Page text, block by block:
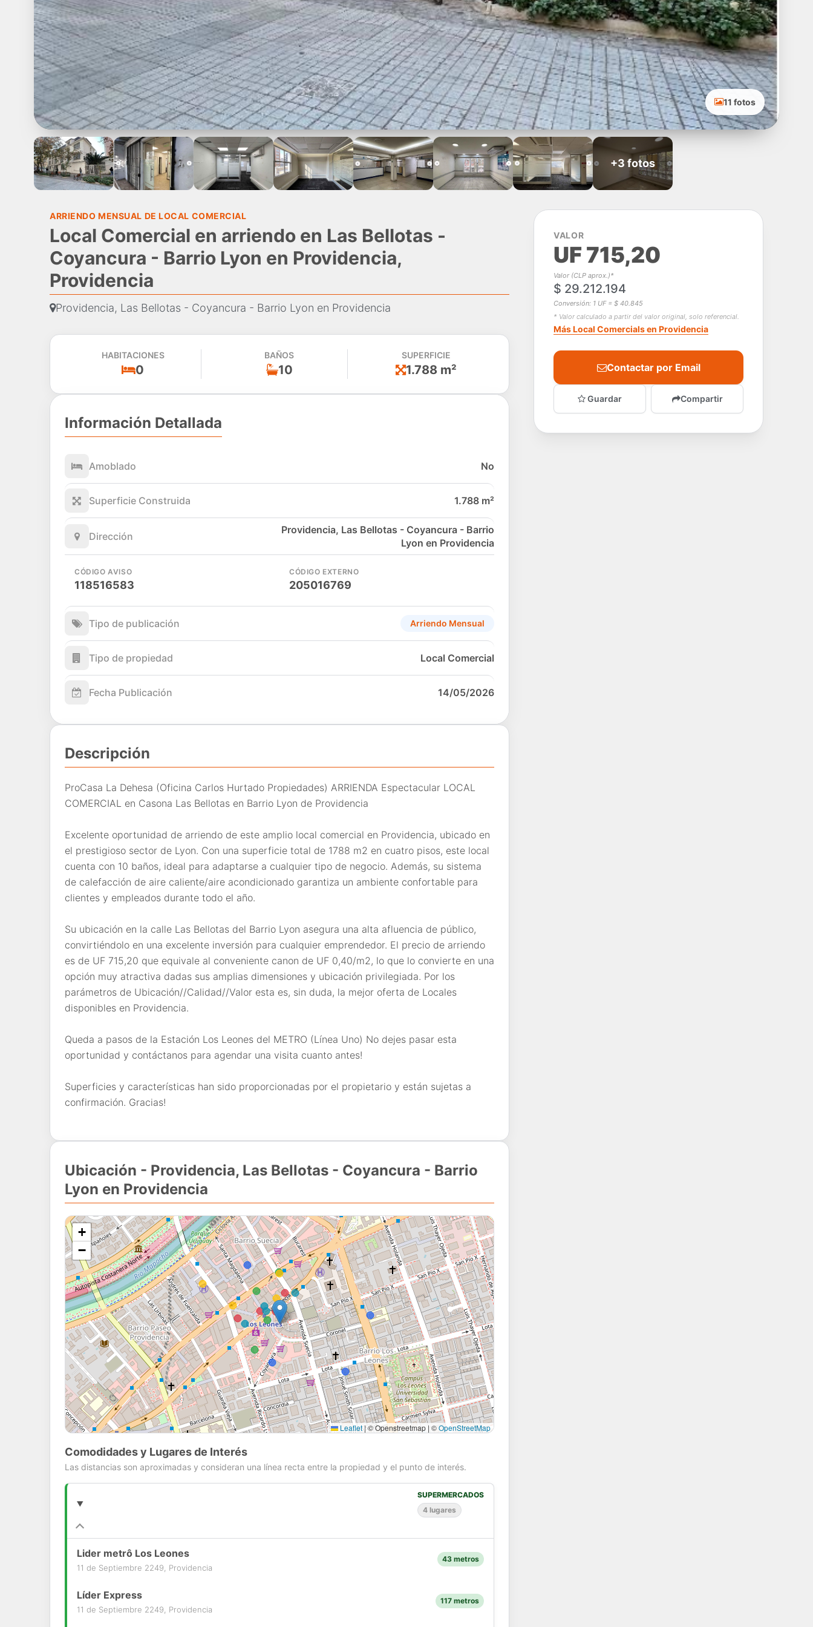
11 fotos
+3 fotos
ARRIENDO MENSUAL DE LOCAL COMERCIAL
Local Comercial en arriendo en Las Bellotas -
Coyancura - Barrio Lyon en Providencia,
Providencia
Providencia, Las Bellotas - Coyancura - Barrio Lyon en Providencia
HABITACIONES
0
BAÑOS
10
SUPERFICIE
1.788 m²
Información Detallada
Amoblado No
Superficie Construida 1.788 m²
Dirección
Providencia, Las Bellotas - Coyancura - Barrio
Lyon en Providencia
CÓDIGO AVISO
118516583
CÓDIGO EXTERNO
205016769
Tipo de publicación Arriendo Mensual
Tipo de propiedad Local Comercial
Fecha Publicación 14/05/2026
Descripción
ProCasa La Dehesa (Oficina Carlos Hurtado Propiedades) ARRIENDA Espectacular LOCAL
COMERCIAL en Casona Las Bellotas en Barrio Lyon de Providencia
Excelente oportunidad de arriendo de este amplio local comercial en Providencia, ubicado en
el prestigioso sector de Lyon. Con una superficie total de 1788 m2 en cuatro pisos, este local
cuenta con 10 baños, ideal para adaptarse a cualquier tipo de negocio. Además, su sistema
de calefacción de aire caliente/aire acondicionado garantiza un ambiente confortable para
clientes y empleados durante todo el año.
Su ubicación en la calle Las Bellotas del Barrio Lyon asegura una alta afluencia de público,
convirtiéndolo en una excelente inversión para cualquier emprendedor. El precio de arriendo
es de UF 715,20 que equivale al conveniente canon de UF 0,40/m2, lo que lo convierte en una
opción muy atractiva dadas sus amplias dimensiones y ubicación privilegiada. Por los
parámetros de Ubicación//Calidad//Valor esta es, sin duda, la mejor oferta de Locales
disponibles en Providencia.
Queda a pasos de la Estación Los Leones del METRO (Línea Uno) No dejes pasar esta
oportunidad y contáctanos para agendar una visita cuanto antes!
Superficies y características han sido proporcionadas por el propietario y están sujetas a
confirmación. Gracias!
Ubicación - Providencia, Las Bellotas - Coyancura - Barrio
Lyon en Providencia
+
−
Leaflet |© Openstreetmap | ©OpenStreetMap
Comodidades y Lugares de Interés
Las distancias son aproximadas y consideran una línea recta entre la propiedad y el punto de interés.
SUPERMERCADOS
4 lugares
Lider metrô Los Leones
11 de Septiembre 2249, Providencia
43 metros
Líder Express
11 de Septiembre 2249, Providencia
117 metros
VALOR
UF 715,20
Valor (CLP aprox.)*
$ 29.212.194
Conversión: 1 UF = $ 40.845
* Valor calculado a partir del valor original, solo referencial.
Más Local Comercials en Providencia
Contactar por Email
Guardar Compartir